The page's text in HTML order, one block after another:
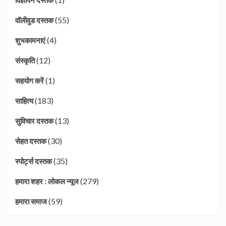
वॉलीवुड दस्तक(55)
शुभकामनाएं(4)
संस्कृति(12)
सहयोग करें(1)
साहित्य(183)
सुविचार दस्तक(13)
सेहत दस्तक(30)
स्पोर्ट्स दस्तक(35)
हमारा शहर : लोकल न्यूज(279)
हमारा समाज(59)